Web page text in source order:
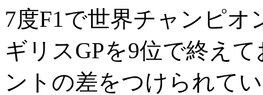
7度F1で世界チャンピ
ギリスGPを9位で終え
ントの差をつけられて